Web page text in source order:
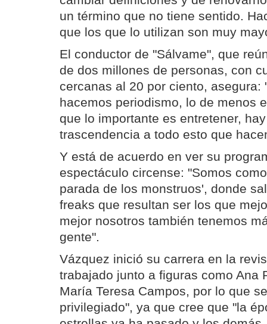
un término que no tiene sentido.
que los que lo utilizan son muy
El conductor de "Sálvame", que
de dos millones de personas, con
cercanas al 20 por ciento, asegura:
hacemos periodismo, lo de menos
que lo importante es entretener,
trascendencia a todo esto que
Y está de acuerdo en ver su
espectáculo circense: "Somos
parada de los monstruos', donde
freaks que resultan ser los que
mejor nosotros también tenemos
gente".
Vázquez inició su carrera en la
trabajado junto a figuras como Ana
María Teresa Campos, por lo que
privilegiado", ya que cree que "la